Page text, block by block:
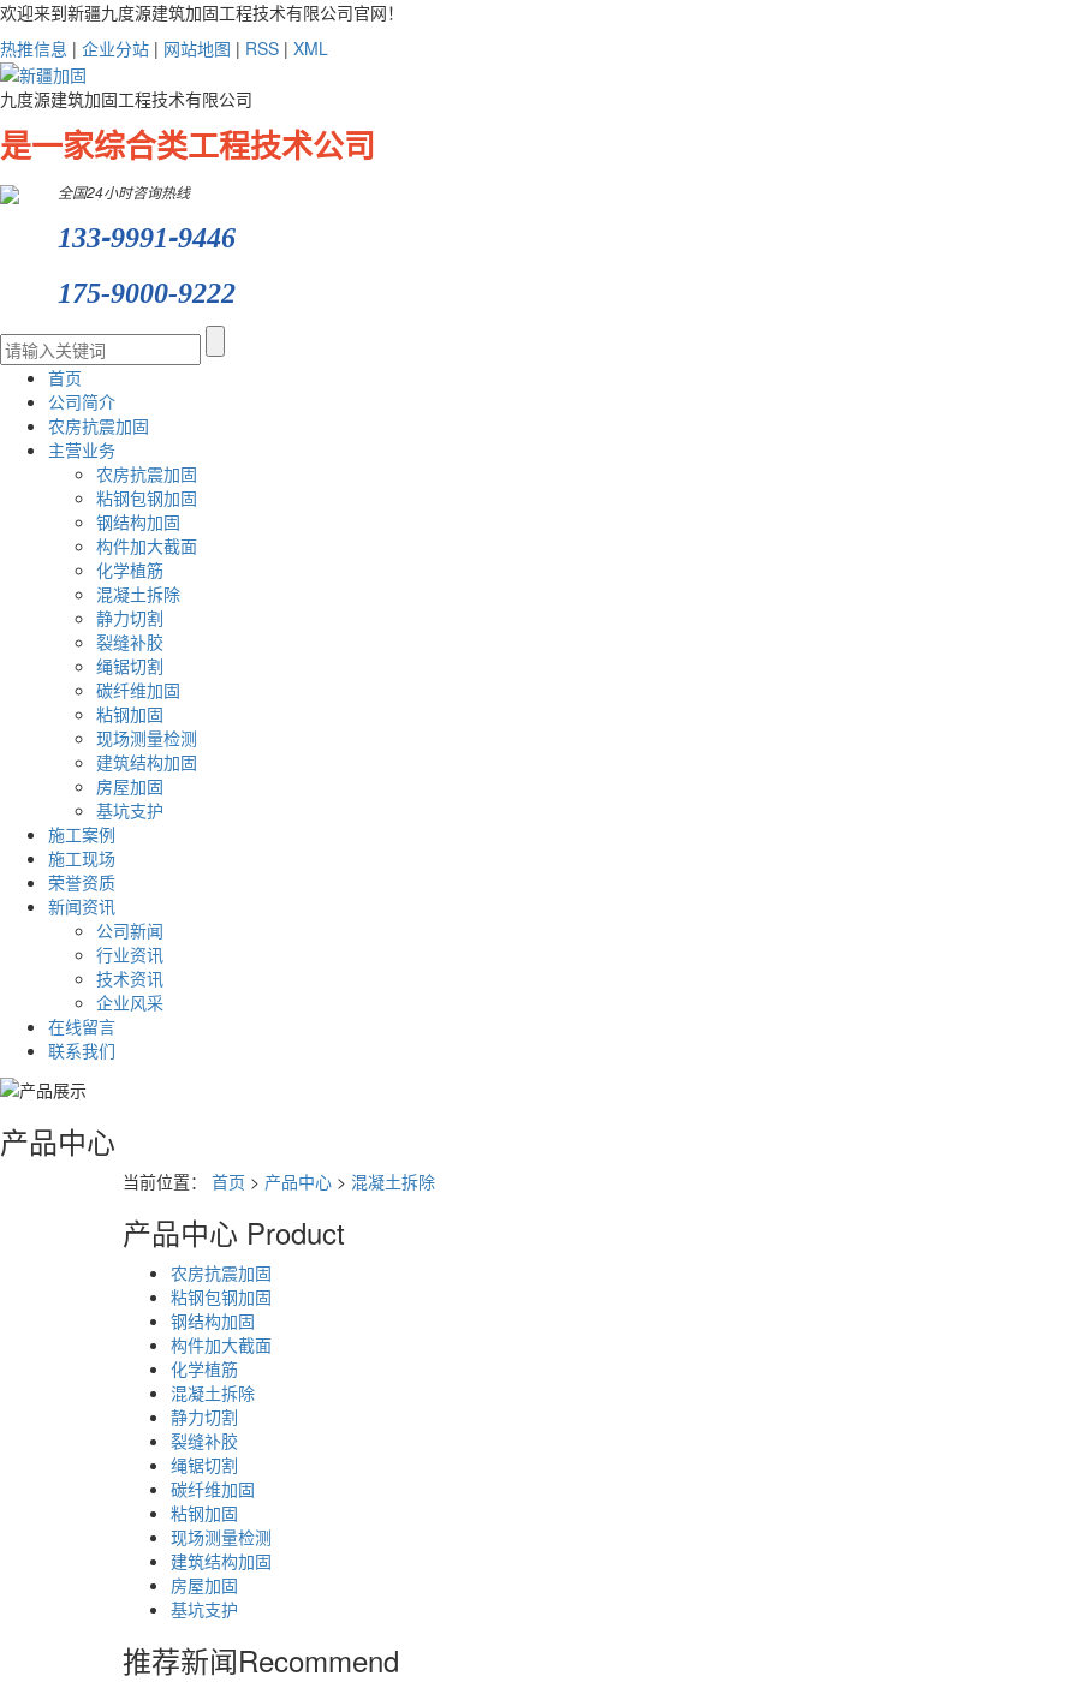
欢迎来到新疆九度源建筑加固工程技术有限公司官网！
热推信息 | 企业分站 | 网站地图 | RSS | XML
九度源建筑加固工程技术有限公司
是一家综合类工程技术公司
全国24小时咨询热线
133-9991-9446
175-9000-9222
首页
公司简介
农房抗震加固
主营业务
农房抗震加固
粘钢包钢加固
钢结构加固
构件加大截面
化学植筋
混凝土拆除
静力切割
裂缝补胶
绳锯切割
碳纤维加固
粘钢加固
现场测量检测
建筑结构加固
房屋加固
基坑支护
施工案例
施工现场
荣誉资质
新闻资讯
公司新闻
行业资讯
技术资讯
企业风采
在线留言
联系我们
产品中心
当前位置： 首页 > 产品中心 > 混凝土拆除
产品中心 Product
农房抗震加固
粘钢包钢加固
钢结构加固
构件加大截面
化学植筋
混凝土拆除
静力切割
裂缝补胶
绳锯切割
碳纤维加固
粘钢加固
现场测量检测
建筑结构加固
房屋加固
基坑支护
推荐新闻Recommend